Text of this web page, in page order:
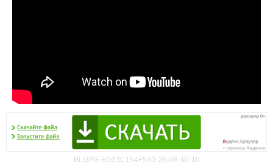
BLGPG-ED13C154F5A3-26-08-10-10